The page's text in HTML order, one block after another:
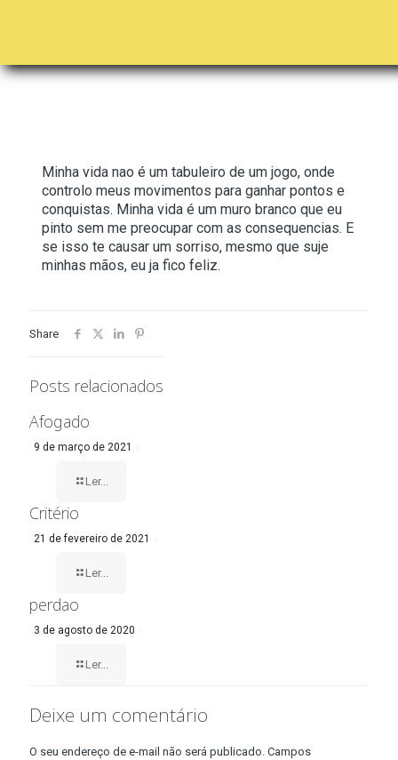
Minha vida nao é um tabuleiro de um jogo, onde
controlo meus movimentos para ganhar pontos e
conquistas. Minha vida é um muro branco que eu
pinto sem me preocupar com as consequencias. E
se isso te causar um sorriso, mesmo que suje
minhas mãos, eu ja fico feliz.
Share
Posts relacionados
9 de março de 2021
Afogado
Ler...
21 de fevereiro de 2021
Critério
Ler...
3 de agosto de 2020
perdao
Ler...
Deixe um comentário
O seu endereço de e-mail não será publicado. Campos